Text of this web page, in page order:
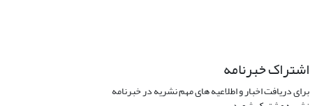
اشتراک خبرنامه
برای دریافت اخبار و اطلاعیه های مهم نشریه در خبرنامه